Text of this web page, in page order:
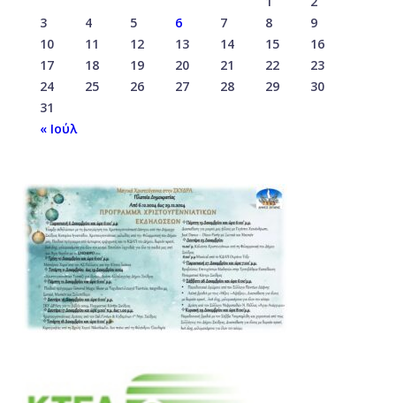
3
4 5 6 7 8
9
10
11 12 13 14 15
16
17
18 19 20 21 22
23
24
25 26 27 28 29
30
31
« Ιούλ